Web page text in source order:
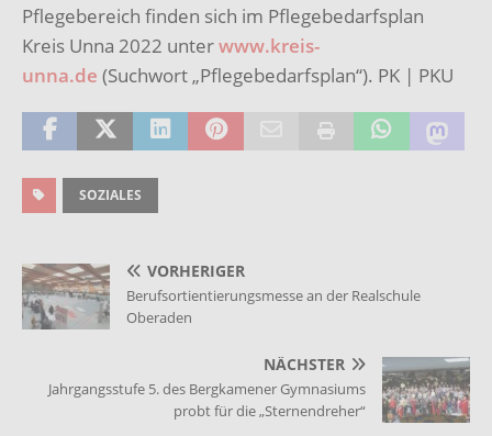
Pflegebereich finden sich im Pflegebedarfsplan
Kreis Unna 2022 unterwww.kreis-
unna.de (Suchwort „Pflegebedarfsplan“). PK | PKU
SOZIALES
VORHERIGER
Berufsortientierungsmesse an der Realschule
Oberaden
NÄCHSTER
Jahrgangsstufe 5. des Bergkamener Gymnasiums
probt für die „Sternendreher“